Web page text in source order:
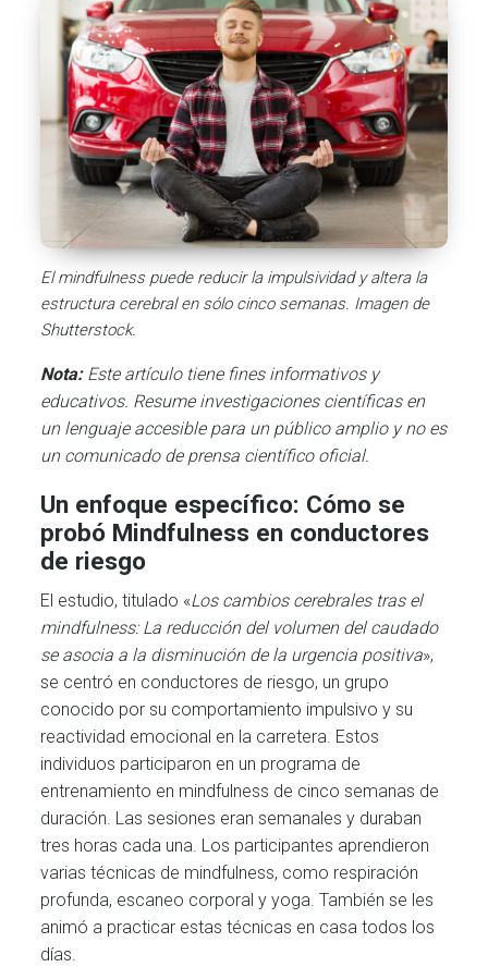
El mindfulness puede reducir la impulsividad y altera la
estructura cerebral en sólo cinco semanas. Imagen de
Shutterstock.
Nota:Este artículo tiene fines informativos y
educativos. Resume investigaciones científicas en
un lenguaje accesible para un público amplio y no es
un comunicado de prensa científico oficial.
Un enfoque específico: Cómo se
probó Mindfulness en conductores
de riesgo
El estudio, titulado «Los cambios cerebrales tras el
mindfulness: La reducción del volumen del caudado
se asocia a la disminución de la urgencia positiva»,
se centró en conductores de riesgo, un grupo
conocido por su comportamiento impulsivo y su
reactividad emocional en la carretera. Estos
individuos participaron en un programa de
entrenamiento en mindfulness de cinco semanas de
duración. Las sesiones eran semanales y duraban
tres horas cada una. Los participantes aprendieron
varias técnicas de mindfulness, como respiración
profunda, escaneo corporal y yoga. También se les
animó a practicar estas técnicas en casa todos los
días.